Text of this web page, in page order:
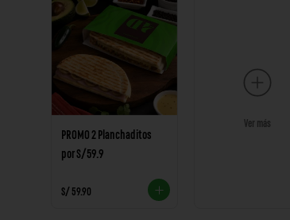
PROMO 2 Planchaditos
por S/59.9
S/ 59.90
Ver más